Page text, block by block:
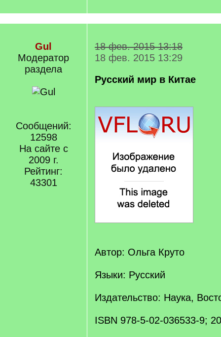
Gul
Модератор
раздела
Сообщений:
12598
На сайте с
2009 г.
Рейтинг:
43301
18 фев. 2015 13:18
18 фев. 2015 13:29
Русский мир в Китае
Автор: Ольга Круто
Языки: Русский
Издательство: Наука,
ISBN 978-5-02-036533-9;